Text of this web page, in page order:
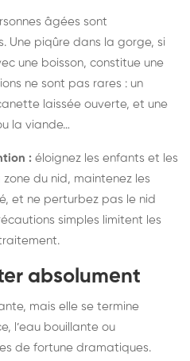
âgées sont
Une piqûre dans la gorge, si
une boisson, constitue une
ne sont pas rares : un
laissée ouverte, et une
la viande…
: éloignez les enfants et les
du nid, maintenez les
et ne perturbez pas le nid
simples limitent les
absolument
mais elle se termine
l’eau bouillante ou
de fortune dramatiques.